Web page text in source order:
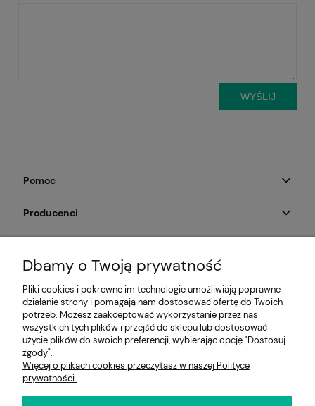
WYŚLIJ
Pomoc
Producenci
Informacje
E-KRZESŁO
Biuro handlowe (bez ekspozycji). Prosimy o wcześniejszy
kontakt przed wizytą
Dbamy o Twoją prywatność
Pliki cookies i pokrewne im technologie umożliwiają poprawne
działanie strony i pomagają nam dostosować ofertę do Twoich
potrzeb. Możesz zaakceptować wykorzystanie przez nas
wszystkich tych plików i przejść do sklepu lub dostosować
użycie plików do swoich preferencji, wybierając opcję "Dostosuj
zgody".
Więcej o plikach cookies przeczytasz w naszej Polityce
prywatności.